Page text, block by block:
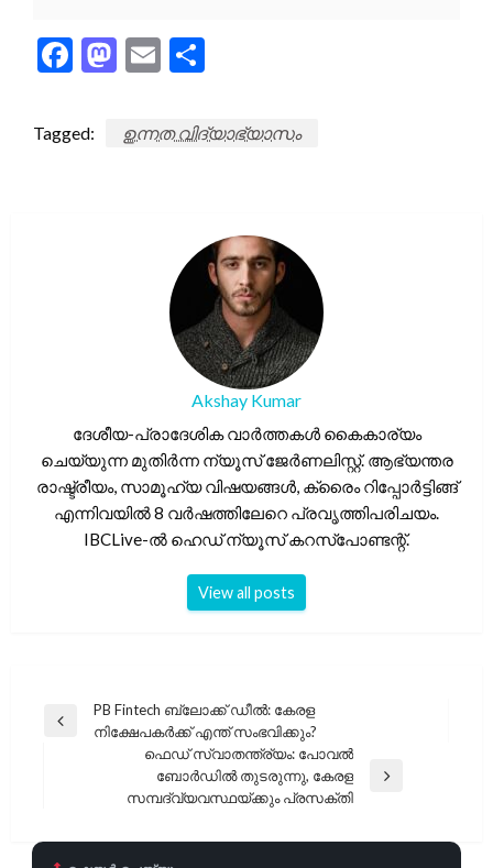
Facebook
Mastodon
Email
Tagged: ഉന്നത വിദ്യാഭ്യാസം
Akshay Kumar
ദേശീയ-പ്രാദേശിക വാർത്തകൾ കൈകാര്യം
ചെയ്യുന്ന മുതിർന്ന ന്യൂസ് ജേർണലിസ്റ്റ്. ആഭ്യന്തര
രാഷ്ട്രീയം, സാമൂഹ്യ വിഷയങ്ങൾ, ക്രൈം റിപ്പോർട്ടിങ്ങ്
എന്നിവയിൽ 8 വർഷത്തിലേറെ പ്രവൃത്തിപരിചയം.
IBCLive-ൽ ഹെഡ് ന്യൂസ് കറസ്പോണ്ടന്റ്.
View all posts
പോസ്റ്റുകളിലൂടെ
Previous
PB Fintech ബ്ലോക്ക് ഡീൽ: കേരള
നിക്ഷേപകർക്ക് എന്ത് സംഭവിക്കും?
ഫെഡ് സ്വാതന്ത്ര്യം: പോവൽ
ബോർഡിൽ തുടരുന്നു, കേരള
സമ്പദ്‌വ്യവസ്ഥയ്ക്കും പ്രസക്തി